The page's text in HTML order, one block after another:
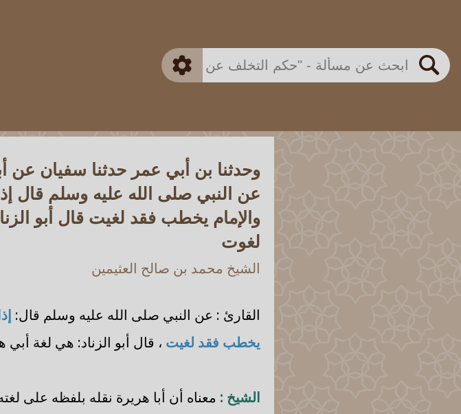
بحث
اللجنة الدائمة
متقدم
وحدثنا بن أبي عمر حدثنا سفيان عن
عن النبي صلى الله عليه وسلم قال
والإمام يخطب فقد لغيت قال أبو
لغوت
الشيخ محمد بن صالح العثيمين
القارئ : عن النبي صلى الله عليه وسلم قال:
يخطب فقد لغيت ، قال أبو الزناد: هي لغة
الشيخ : معناه أن أبا هريرة نقله بلفظه على